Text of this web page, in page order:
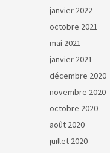
janvier 2022
octobre 2021
mai 2021
janvier 2021
décembre 2020
novembre 2020
octobre 2020
août 2020
juillet 2020